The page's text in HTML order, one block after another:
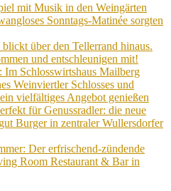
mit Musik in den Weingärten
Sonntags-Matinée sorgten
über den Tellerrand hinaus.
und entschleunigen mit!
Im Schlosswirtshaus Mailberg
Weinviertler Schlosses und
vielfältiges Angebot genießen
für Genussradler: die neue
Burger in zentraler Wullersdorfer
Der erfrischend-zündende
Room Restaurant & Bar in